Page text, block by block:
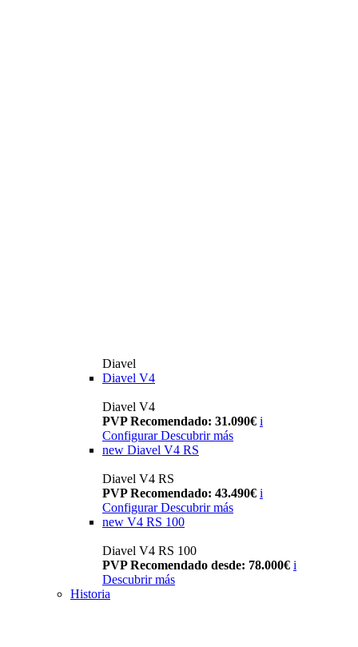
Diavel
Diavel V4
Diavel V4
PVP Recomendado: 31.090€ i
Configurar Descubrir más
new Diavel V4 RS
Diavel V4 RS
PVP Recomendado: 43.490€ i
Configurar Descubrir más
new V4 RS 100
Diavel V4 RS 100
PVP Recomendado desde: 78.000€ i
Descubrir más
Historia